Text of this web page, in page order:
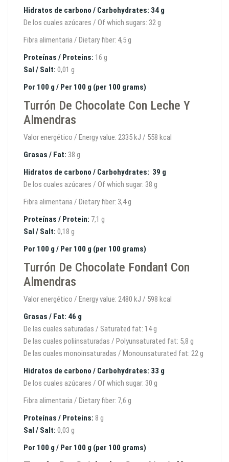
Hidratos de carbono / Carbohydrates: 34 g
De los cuales azúcares / Of which sugars: 32 g
Fibra alimentaria / Dietary fiber: 4,5 g
Proteínas / Proteins: 16 g
Sal / Salt: 0,01 g
Por 100 g / Per 100 g (per 100 grams)
Turrón De Chocolate Con Leche Y
Almendras
Valor energético / Energy value: 2335 kJ / 558 kcal
Grasas / Fat: 38 g
Hidratos de carbono / Carbohydrates: 39 g
De los cuales azúcares / Of which sugar: 38 g
Fibra alimentaria / Dietary fiber: 3,4 g
Proteínas / Protein: 7,1 g
Sal / Salt: 0,18 g
Por 100 g / Per 100 g (per 100 grams)
Turrón De Chocolate Fondant Con
Almendras
Valor energético / Energy value: 2480 kJ / 598 kcal
Grasas / Fat: 46 g
De las cuales saturadas / Saturated fat: 14 g
De las cuales poliinsaturadas / Polyunsaturated fat: 5,8 g
De las cuales monoinsaturadas / Monounsaturated fat: 22 g
Hidratos de carbono / Carbohydrates: 33 g
De los cuales azúcares / Of which sugar: 30 g
Fibra alimentaria / Dietary fiber: 7,6 g
Proteínas / Proteins: 8 g
Sal / Salt: 0,03 g
Por 100 g / Per 100 g (per 100 grams)